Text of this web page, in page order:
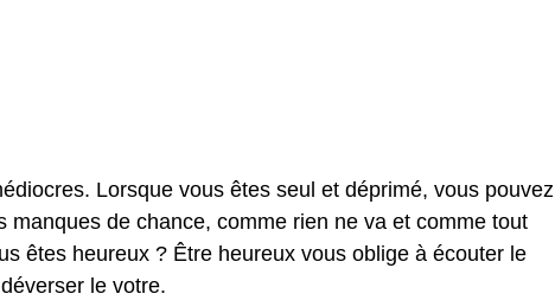
Lorsque vous êtes seul et déprimé, vous pouvez
manques de chance, comme rien ne va et comme tout
êtes heureux ? Être heureux vous oblige à écouter le
le votre.